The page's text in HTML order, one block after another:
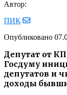
Автор:
ПИК
Опубликовано
Депутат от
Госдуму
депутатов и
доходы